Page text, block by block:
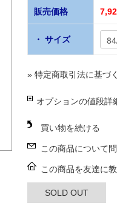
販売価格
・ サイズ
» 特定商取引法に基づ
オプションの値段詳
買い物を続ける
この商品について
この商品を友達に
SOLD OUT